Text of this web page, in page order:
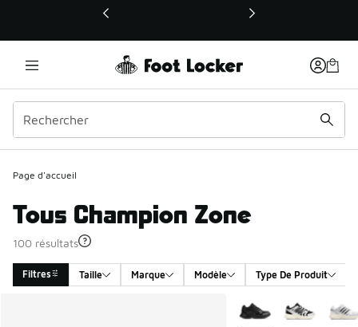
Ce lien ouvrira une nouvelle fenêtre
Page d'accueil
Tous Champion Zone
100 résultats
Filtres Taille Marque Modèle Type De Produit
Plus de couleurs